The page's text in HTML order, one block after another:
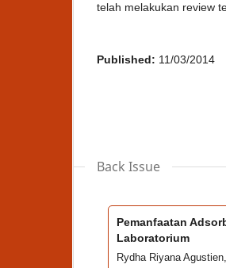
telah melakukan review
Published: 11/03/2014
Back Issue
Pemanfaatan
Laboratorium
Rydha Riyana